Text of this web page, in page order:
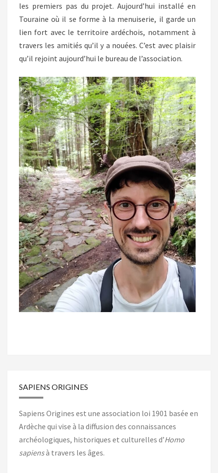
les premiers pas du projet. Aujourd’hui installé en
Touraine où il se forme à la menuiserie, il garde un
lien fort avec le territoire ardéchois, notamment à
travers les amitiés qu’il y a nouées. C’est avec plaisir
qu’il rejoint aujourd’hui le bureau de l’association.
SAPIENS ORIGINES
Sapiens Origines est une association loi 1901 basée en
Ardèche qui vise à la diffusion des connaissances
archéologiques, historiques et culturelles d’Homo
sapiensà travers les âges.